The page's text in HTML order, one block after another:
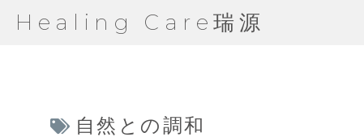
Healing Care瑞源
自然との調和